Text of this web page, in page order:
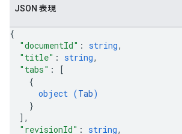
JSON 表現
{
"documentId" : string,
"title" : string,
"tabs" :
[
{
object (Tab)
}
] ,
"revisionId" : string,